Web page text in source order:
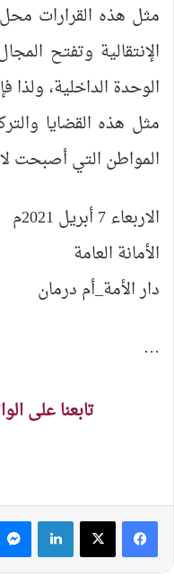
مثل هذه القرارات
الإنتقالية وتفتح
الوحدة الداخلية،
مثل هذه القضايا
المواطن التي أصبحت
الاربعاء 7 أبريل 2021م
الأمانة العامة
دار الأمة_أم درمان
…
تابعنا على
لينكدإن